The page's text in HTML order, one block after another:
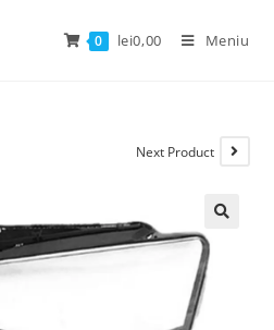
0 lei0,00 Meniu
Next Product